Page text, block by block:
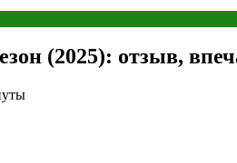
(2025): отзыв,